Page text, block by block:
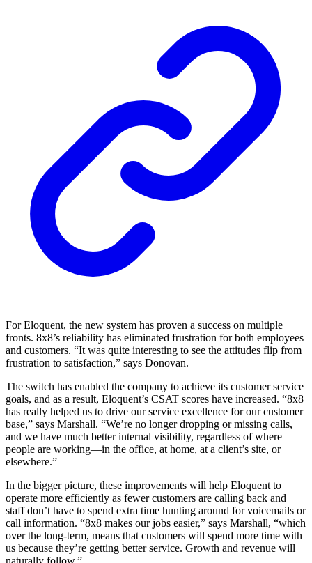
For Eloquent, the new system has proven a success on multiple
fronts. 8x8’s reliability has eliminated frustration for both employees
and customers. “It was quite interesting to see the attitudes flip from
frustration to satisfaction,” says Donovan.
The switch has enabled the company to achieve its customer service
goals, and as a result, Eloquent’s CSAT scores have increased. “8x8
has really helped us to drive our service excellence for our customer
base,” says Marshall. “We’re no longer dropping or missing calls,
and we have much better internal visibility, regardless of where
people are working—in the office, at home, at a client’s site, or
elsewhere.”
In the bigger picture, these improvements will help Eloquent to
operate more efficiently as fewer customers are calling back and
staff don’t have to spend extra time hunting around for voicemails or
call information. “8x8 makes our jobs easier,” says Marshall, “which
over the long-term, means that customers will spend more time with
us because they’re getting better service. Growth and revenue will
naturally follow.”